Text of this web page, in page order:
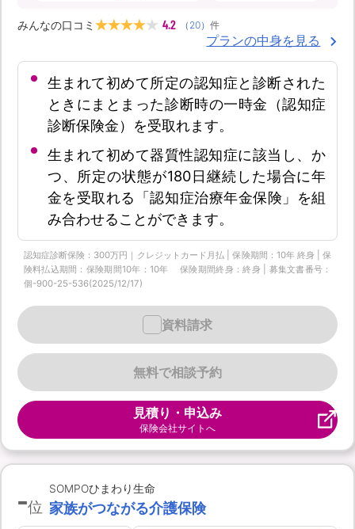
みんなの口コミ 4.2 （ 20） 件
プランの中身を見る
生まれて初めて所定の認知症と診断された
ときにまとまった診断時の一時金（認知症
診断保険金）を受取れます。
生まれて初めて器質性認知症に該当し、か
つ、所定の状態が180日継続した場合に年
金を受取れる「認知症治療年金保険」を組
み合わせることができます。
認知症診断保険：300万円｜クレジットカード月払 | 保険期間：10年 終身 | 保
険料払込期間：保険期間10年：10年 保険期間終身：終身 | 募集文書番号：
個-900-25-536(2025/12/17)
無料で相談予約
資料請求
見積り・申込み
保険会社サイトへ
-位
SOMPOひまわり生命
家族がつながる介護保険